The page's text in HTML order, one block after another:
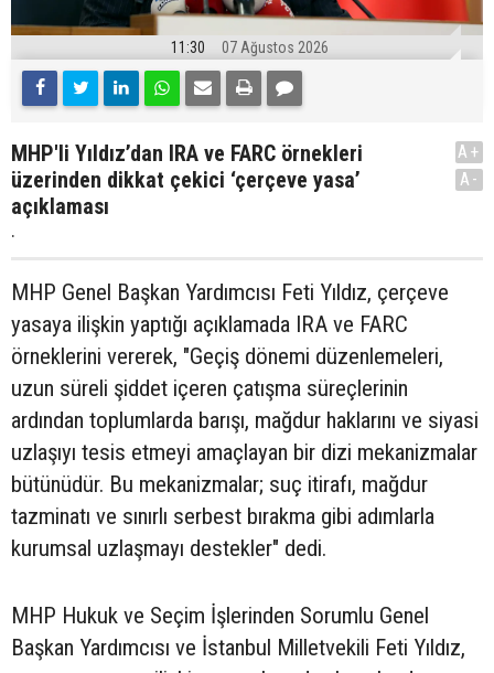
11:30 07 Ağustos 2026
MHP'li Yıldız’dan IRA ve FARC örnekleri
üzerinden dikkat çekici ‘çerçeve yasa’
açıklaması
.
A+
A-
MHP Genel Başkan Yardımcısı Feti Yıldız, çerçeve
yasaya ilişkin yaptığı açıklamada IRA ve FARC
örneklerini vererek, "Geçiş dönemi düzenlemeleri,
uzun süreli şiddet içeren çatışma süreçlerinin
ardından toplumlarda barışı, mağdur haklarını ve siyasi
uzlaşıyı tesis etmeyi amaçlayan bir dizi mekanizmalar
bütünüdür. Bu mekanizmalar; suç itirafı, mağdur
tazminatı ve sınırlı serbest bırakma gibi adımlarla
kurumsal uzlaşmayı destekler" dedi.
MHP Hukuk ve Seçim İşlerinden Sorumlu Genel
Başkan Yardımcısı ve İstanbul Milletvekili Feti Yıldız,